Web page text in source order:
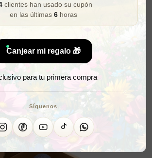
clientes han usado su cupón
en las últimas 6horas
Canjear mi regalo 🎁
para tu primera compra
Síguenos